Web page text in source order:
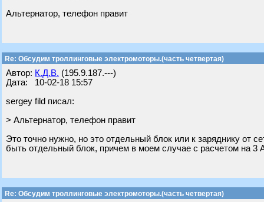
Альтернатор, телефон правит
Re: Обсудим троллинговые электромоторы.(часть четвертая)
Автор: К.Д.В. (195.9.187.---)
Дата: 10-02-18 15:57
sergey fild писал:
> Альтернатор, телефон правит
Это точно нужно, но это отдельный блок или к заряднику от
быть отдельный блок, причем в моем случае с расчетом на 3
Re: Обсудим троллинговые электромоторы.(часть четвертая)